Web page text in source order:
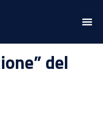
del